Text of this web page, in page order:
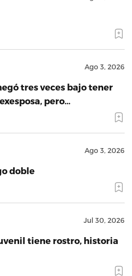
Ago 3, 2026
tres veces bajo tener
pero…
Ago 3, 2026
doble
Jul 30, 2026
tiene rostro, historia